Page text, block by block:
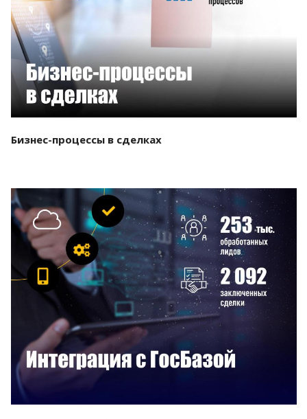
Бизнес-процессы в сделках
Смотреть проект